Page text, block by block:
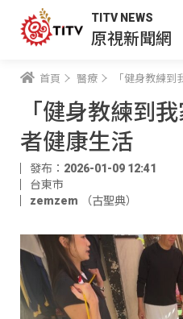
TITV NEWS
原視新聞網
首頁 醫療 「健身教練
「健身教練到
者健康生活
發布：2026-01-09 12:41
台東市
zemzem （古聖典）